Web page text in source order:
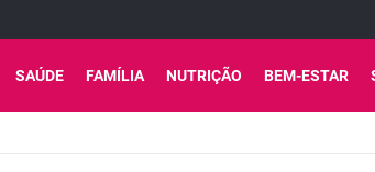
SAÚDE FAMÍLIA NUTRIÇÃO BEM-ESTAR